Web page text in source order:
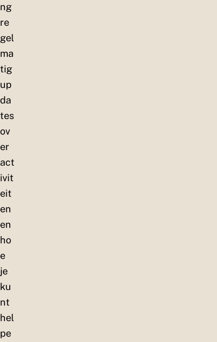
ng
re
gel
ma
tig
up
da
tes
ov
er
act
ivit
eit
en
en
ho
e
je
ku
nt
hel
pe